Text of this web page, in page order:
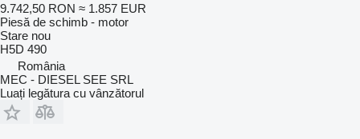
9.742,50 RON ≈ 1.857 EUR
Piesă de schimb - motor
Stare nou
H5D 490
România
MEC - DIESEL SEE SRL
Luați legătura cu vânzătorul